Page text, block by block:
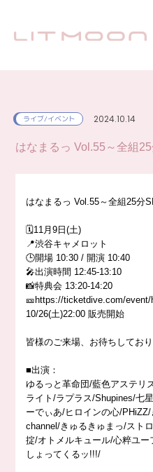
ライブ/イベント 2024.10.14
はなまるっ Vol.55～全組
はなまるっ Vol.55～全組25分
🗓️11月9日(土)
📍渋谷キャメロット
🕒開場 10:30 / 開演 10:40
🎤出演時間 12:45-13:10
📸特典会 13:20-14:20
🎫https://ticketdive.com/event/
10/26(土)22:00 販売開始
皆様のご来場、お待ちしてお
■出演：
ゆるっと革命団/藍色アステリ
ライト/ラプラス/Shupines/七
ーでぃあ/ヒロインの心/
channel/きゅるきゅまっ/スト
掟/オトメルキュール/心粹ユ
しょってくるッ!!!/